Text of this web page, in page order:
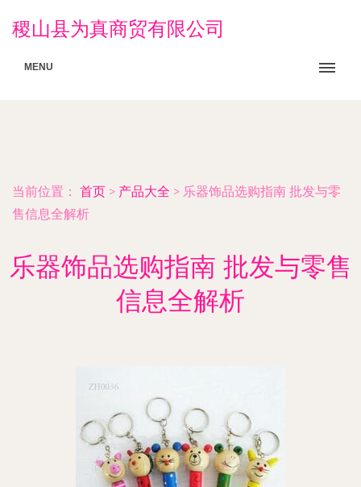
稷山县为真商贸有限公司
MENU
当前位置： 首页 > 产品大全 > 乐器饰品选购指南 批发与零
售信息全解析
乐器饰品选购指南 批发与零售
信息全解析